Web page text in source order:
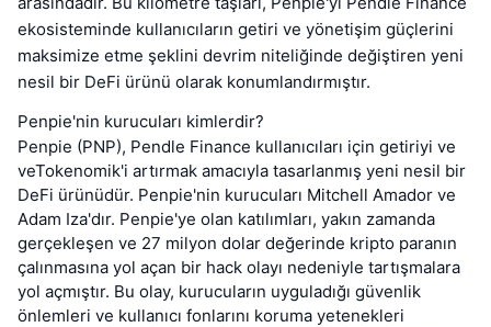
ekosisteminde kullanıcıların getiri ve yönetişim güçlerini
maksimize etme şeklini devrim niteliğinde değiştiren yeni
nesil bir DeFi ürünü olarak konumlandırmıştır.
Penpie'nin kurucuları kimlerdir?
Penpie (PNP), Pendle Finance kullanıcıları için getiriyi ve
veTokenomik'i artırmak amacıyla tasarlanmış yeni nesil bir
DeFi ürünüdür. Penpie'nin kurucuları Mitchell Amador ve
Adam Iza'dır. Penpie'ye olan katılımları, yakın zamanda
gerçekleşen ve 27 milyon dolar değerinde kripto paranın
çalınmasına yol açan bir hack olayı nedeniyle tartışmalara
yol açmıştır. Bu olay, kurucuların uyguladığı güvenlik
önlemleri ve kullanıcı fonlarını koruma yetenekleri